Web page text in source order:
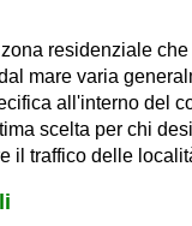
residenziale
mare varia
all'interno del
scelta per chi
il traffico delle